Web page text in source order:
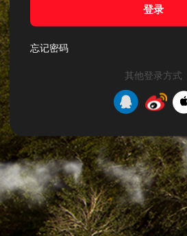
登录
忘记密码
其他登录方式